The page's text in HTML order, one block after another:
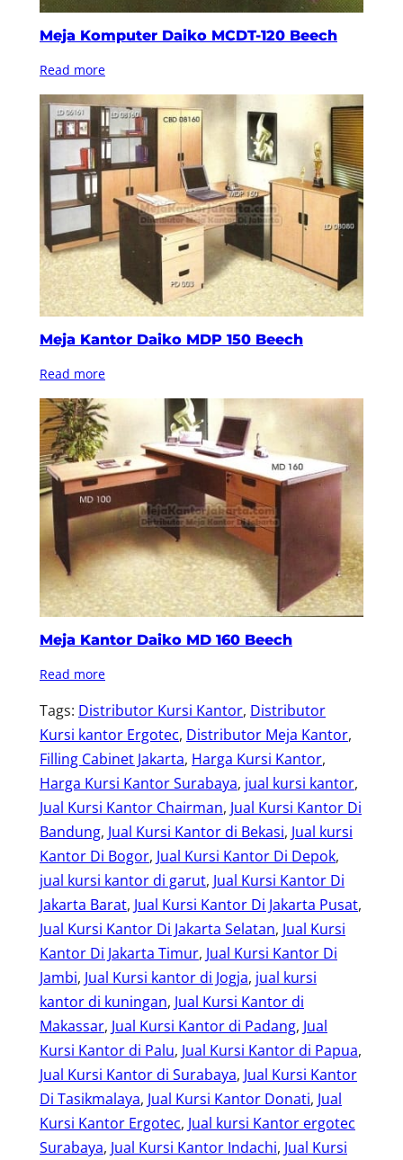
Meja Komputer Daiko MCDT-120 Beech
Read more
Meja Kantor Daiko MDP 150 Beech
Read more
Meja Kantor Daiko MD 160 Beech
Read more
Tags: Distributor Kursi Kantor, Distributor
Kursi kantor Ergotec, Distributor Meja Kantor
Filling Cabinet Jakarta, Harga Kursi Kantor
Harga Kursi Kantor Surabaya, jual kursi kantor
Jual Kursi Kantor Chairman, Jual Kursi Kantor Di
Bandung, Jual Kursi Kantor di Bekasi, Jual kursi
Kantor Di Bogor, Jual Kursi Kantor Di Depok
jual kursi kantor di garut, Jual Kursi Kantor Di
Jakarta Barat, Jual Kursi Kantor Di Jakarta Pusat
Jual Kursi Kantor Di Jakarta Selatan, Jual Kursi
Kantor Di Jakarta Timur, Jual Kursi Kantor Di
Jambi, Jual Kursi kantor di Jogja, jual kursi
kantor di kuningan, Jual Kursi Kantor di
Makassar, Jual Kursi Kantor di Padang, Jual
Kursi Kantor di Palu, Jual Kursi Kantor di Papua
Jual Kursi Kantor di Surabaya, Jual Kursi Kantor
Di Tasikmalaya, Jual Kursi Kantor Donati, Jual
Kursi Kantor Ergotec, Jual kursi Kantor ergotec
Surabaya, Jual Kursi Kantor Indachi, Jual Kursi